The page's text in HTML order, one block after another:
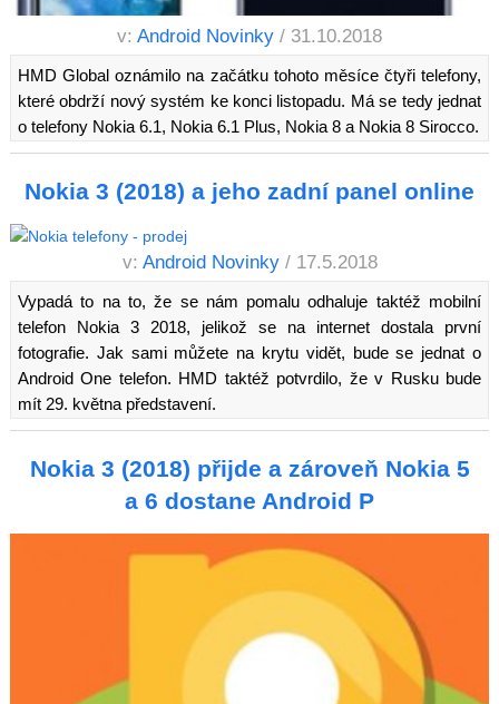
v: Android Novinky / 31.10.2018
HMD Global oznámilo na začátku tohoto měsíce čtyři telefony,
které obdrží nový systém ke konci listopadu. Má se tedy jednat
o telefony Nokia 6.1, Nokia 6.1 Plus, Nokia 8 a Nokia 8 Sirocco.
Nokia 3 (2018) a jeho zadní panel online
v: Android Novinky / 17.5.2018
Vypadá to na to, že se nám pomalu odhaluje taktéž mobilní
telefon Nokia 3 2018, jelikož se na internet dostala první
fotografie. Jak sami můžete na krytu vidět, bude se jednat o
Android One telefon. HMD taktéž potvrdilo, že v Rusku bude
mít 29. května představení.
Nokia 3 (2018) přijde a zároveň Nokia 5
a 6 dostane Android P